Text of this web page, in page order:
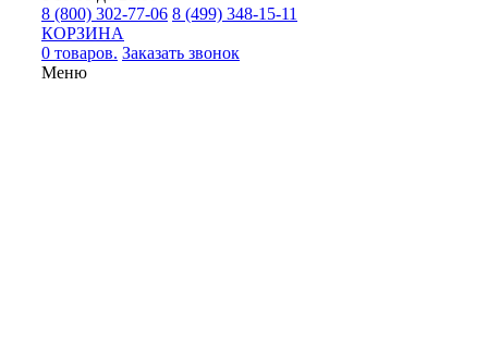
8 (800) 302-77-06 8 (499) 348-15-11
КОРЗИНА
0 товаров. Заказать звонок
Меню